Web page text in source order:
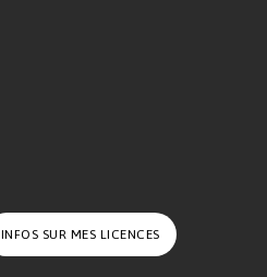
INFOS SUR MES LICENCES